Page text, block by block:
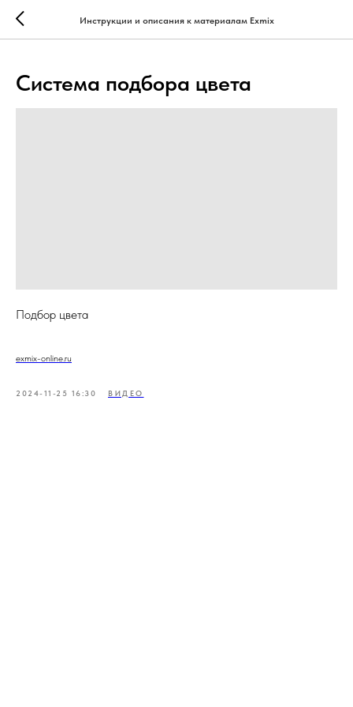
Инструкции и описания к материалам Exmix
Система подбора цвета
Подбор цвета
exmix-online.ru
2024-11-25 16:30 ВИДЕО